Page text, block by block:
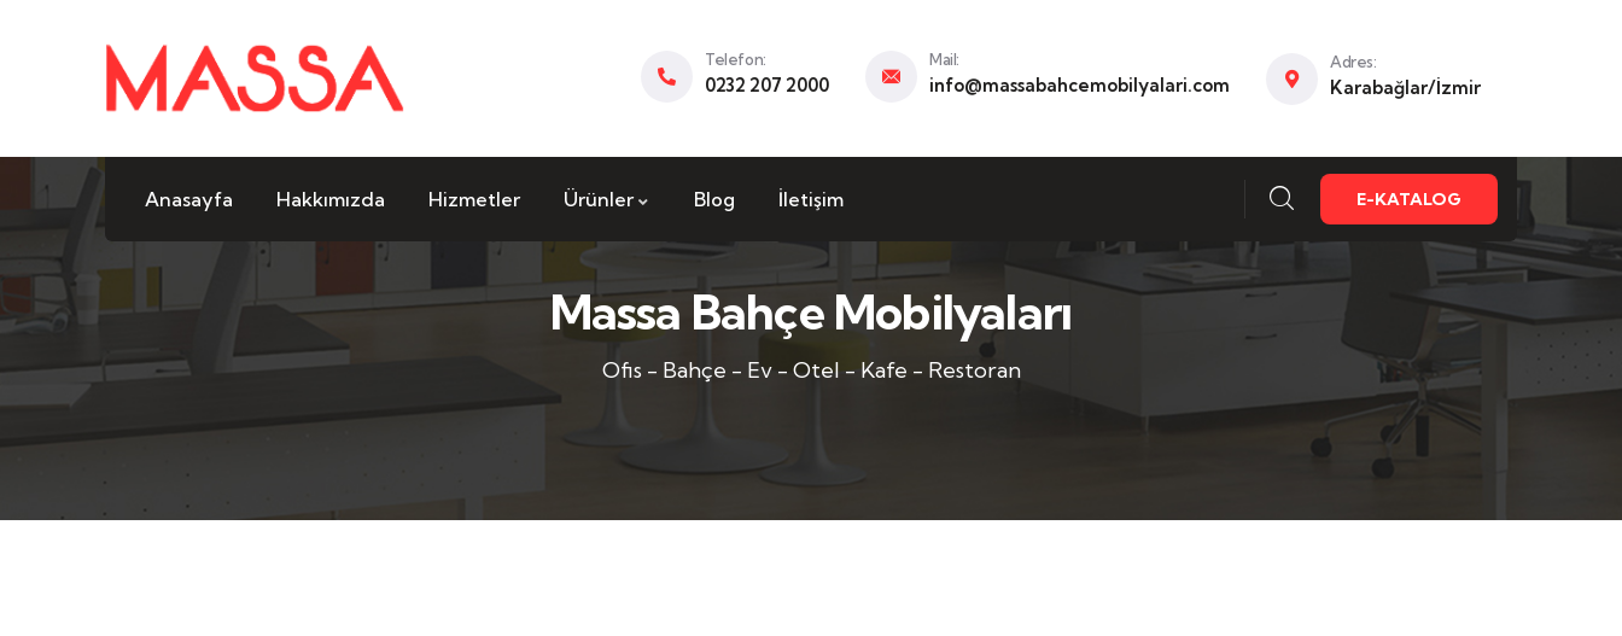
Telefon:
0232 207 2000
Mail:
info@massabahcemobilyalari.com
Adres:
Karabağlar/İzmir
Anasayfa Hakkımızda Hizmetler Ürünler Blog İletişim E-KATALOG
Massa Bahçe Mobilyaları
Ofis - Bahçe - Ev - Otel - Kafe - Restoran